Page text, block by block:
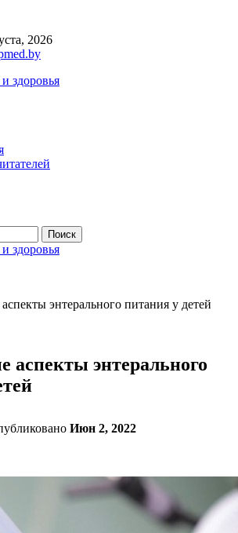
2026
здоровья
здоровья
энтерального питания у детей
аспекты энтерального
Июн 2, 2022